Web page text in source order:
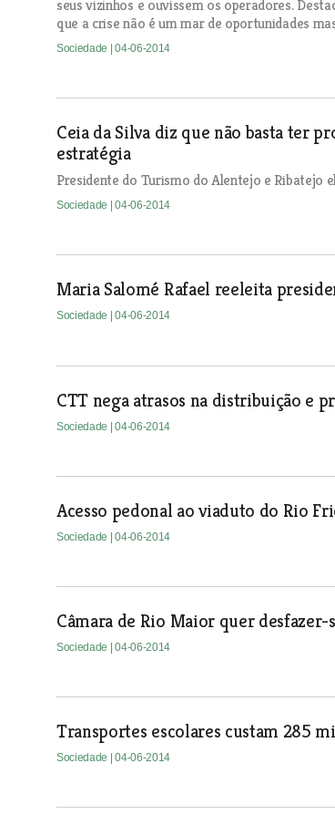
seus vizinhos e ouvissem os operadores.
que a crise não é um mar de oportunidades
Sociedade | 04-06-2014
Ceia da Silva diz que não basta ter
estratégia
Presidente do Turismo do Alentejo e Ribatejo
Sociedade | 04-06-2014
Maria Salomé Rafael reeleita
Sociedade | 04-06-2014
CTT nega atrasos na distribuição e
Sociedade | 04-06-2014
Acesso pedonal ao viaduto do Rio
Sociedade | 04-06-2014
Câmara de Rio Maior quer
Sociedade | 04-06-2014
Transportes escolares custam 285
Sociedade | 04-06-2014